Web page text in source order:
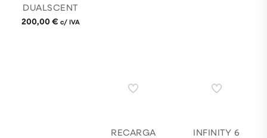
DUALSCENT
200,00€ c/ IVA
RECARGA
INFINITY 6